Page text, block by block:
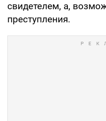
свидетелем, а,
преступления.